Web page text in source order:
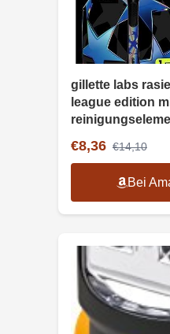
gillette labs
league edition
€8,36 €14,10
Bei